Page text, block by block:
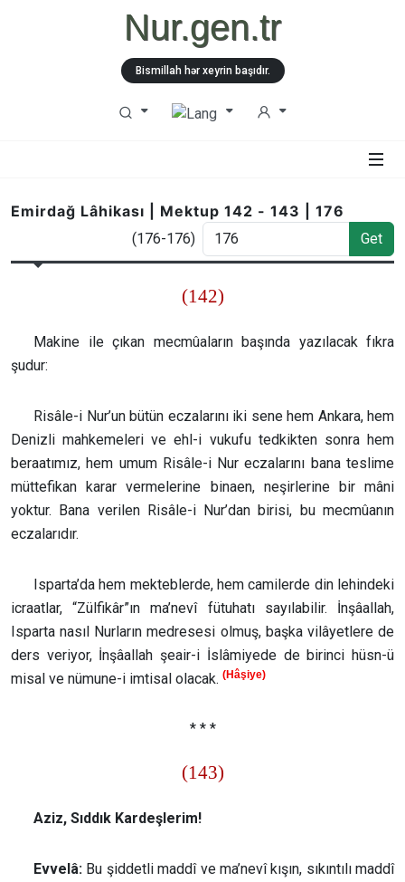
Nur.gen.tr
Bismillah hər xeyrin başıdır.
Emirdağ Lâhikası | Mektup 142 - 143 | 176
(176-176) Get
(142)
Makine ile çıkan mecmûaların başında yazılacak fıkra
şudur:
Risâle-i Nur’un bütün eczalarını iki sene hem Ankara, hem
Denizli mahkemeleri ve ehl-i vukufu tedkikten sonra hem
beraatımız, hem umum Risâle-i Nur eczalarını bana teslime
müttefikan karar vermelerine binaen, neşirlerine bir mâni
yoktur. Bana verilen Risâle-i Nur’dan birisi, bu mecmûanın
eczalarıdır.
Isparta’da hem mekteblerde, hem camilerde din lehindeki
icraatlar, “Zülfikâr”ın ma’nevî fütuhatı sayılabilir. İnşâallah,
Isparta nasıl Nurların medresesi olmuş, başka vilâyetlere de
ders veriyor, İnşâallah şeair-i İslâmiyede de birinci hüsn-ü
misal ve nümune-i imtisal olacak. (Hâşiye)
* * *
(143)
Aziz, Sıddık Kardeşlerim!
Evvelâ: Bu şiddetli maddî ve ma’nevî kışın, sıkıntılı maddî